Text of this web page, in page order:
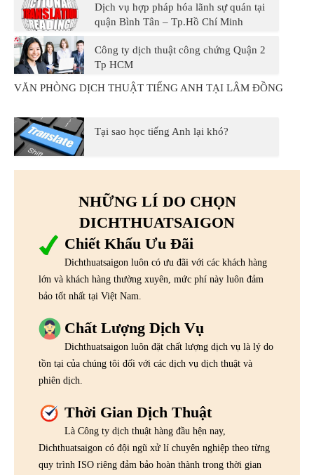
Dịch vụ hợp pháp hóa lãnh sự quán tại
quận Bình Tân – Tp.Hồ Chí Minh
Công ty dịch thuật công chứng Quận 2
Tp HCM
VĂN PHÒNG DỊCH THUẬT TIẾNG ANH TẠI LÂM ĐỒNG
Tại sao học tiếng Anh lại khó?
NHỮNG LÍ DO CHỌN
DICHTHUATSAIGON
Chiết Khấu Ưu Đãi
Dichthuatsaigon luôn có ưu đãi với các khách hàng
lớn và khách hàng thường xuyên, mức phí này luôn đảm
bảo tốt nhất tại Việt Nam.
Chất Lượng Dịch Vụ
Dichthuatsaigon luôn đặt chất lượng dịch vụ là lý do
tồn tại của chúng tôi đối với các dịch vụ dịch thuật và
phiên dịch.
Thời Gian Dịch Thuật
Là Công ty dịch thuật hàng đầu hện nay,
Dichthuatsaigon có đội ngũ xử lí chuyên nghiệp theo từng
quy trình ISO riêng đảm bảo hoàn thành trong thời gian